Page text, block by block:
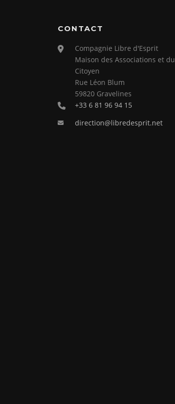
CONTACT
Compagnie Libre d'Esprit
Maison des Associations et du
Citoyen
Rue Léon Blum
59820 Gravelines
+33 6 81 96 94 15
direction@libredesprit.net